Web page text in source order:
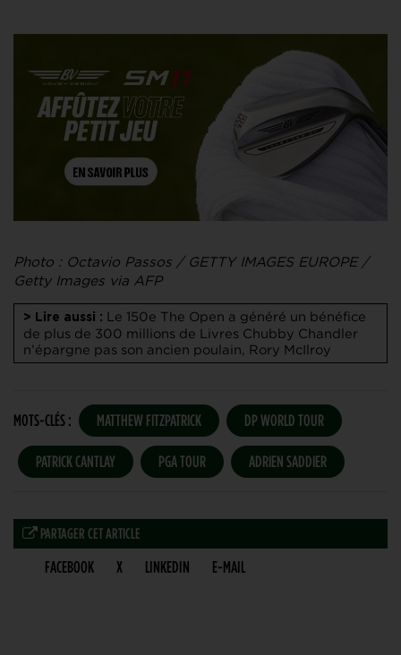
Photo : Octavio Passos / GETTY IMAGES EUROPE /
Getty Images via AFP
> Lire aussi :
Le 150e The Open a généré un bénéfice
de plus de 300 millions de Livres Chubby Chandler
n’épargne pas son ancien poulain, Rory McIlroy
MOTS-CLÉS : MATTHEW FITZPATRICK DP WORLD TOUR
PATRICK CANTLAY PGA TOUR ADRIEN SADDIER
PARTAGER CET ARTICLE
FACEBOOK X LINKEDIN E-MAIL